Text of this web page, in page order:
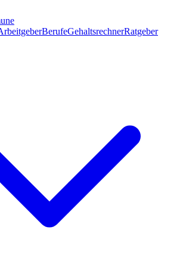
BerufeGehaltsrechnerRatgeber